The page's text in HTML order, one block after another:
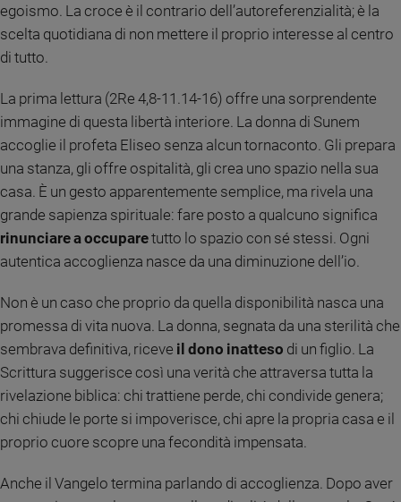
e
figli
Nonni
Scuola
e
Bioetica
Foto
Video
Podcast
Privacy
egoismo. La croce è il contrario dell’autoreferenzialità; è la
scelta quotidiana di non mettere il proprio interesse al centro
di tutto.
La prima lettura (2Re 4,8-11.14-16) offre una sorprendente
immagine di questa libertà interiore. La donna di Sunem
accoglie il profeta Eliseo senza alcun tornaconto. Gli prepara
una stanza, gli offre ospitalità, gli crea uno spazio nella sua
casa. È un gesto apparentemente semplice, ma rivela una
grande sapienza spirituale: fare posto a qualcuno significa
rinunciare a occuparetutto lo spazio con sé stessi. Ogni
autentica accoglienza nasce da una diminuzione dell’io.
Non è un caso che proprio da quella disponibilità nasca una
promessa di vita nuova. La donna, segnata da una sterilità che
sembrava definitiva, riceve il dono inatteso di un figlio. La
Scrittura suggerisce così una verità che attraversa tutta la
rivelazione biblica: chi trattiene perde, chi condivide genera;
chi chiude le porte si impoverisce, chi apre la propria casa e il
proprio cuore scopre una fecondità impensata.
Anche il Vangelo termina parlando di accoglienza. Dopo aver